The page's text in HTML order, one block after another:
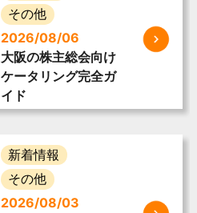
その他
2026/08/06
大阪の株主総会向け
ケータリング完全ガ
イド
新着情報
その他
2026/08/03